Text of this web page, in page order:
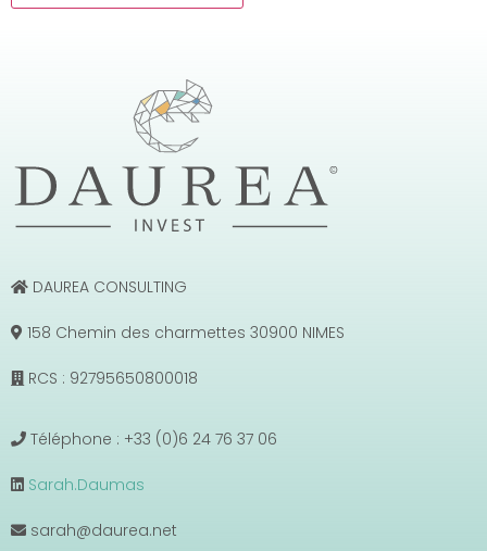
DAUREA CONSULTING
158 Chemin des charmettes 30900 NIMES
RCS : 92795650800018
Téléphone : +33 (0)6 24 76 37 06
Sarah.Daumas
sarah@daurea.net